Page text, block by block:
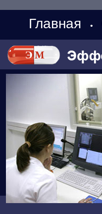
Главная •